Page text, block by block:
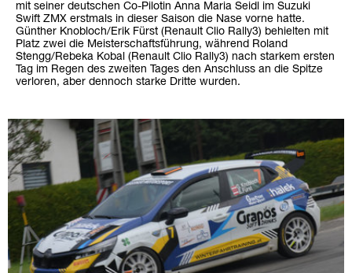
mit seiner deutschen Co-Pilotin Anna Maria Seidl im Suzuki
Swift ZMX erstmals in dieser Saison die Nase vorne hatte.
Günther Knobloch/Erik Fürst (Renault Clio Rally3) behielten mit
Platz zwei die Meisterschaftsführung, während Roland
Stengg/Rebeka Kobal (Renault Clio Rally3) nach starkem ersten
Tag im Regen des zweiten Tages den Anschluss an die Spitze
verloren, aber dennoch starke Dritte wurden.